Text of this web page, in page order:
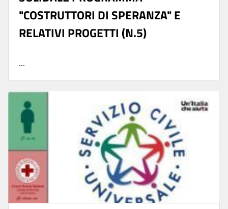
"COSTRUTTORI DI SPERANZA" E
RELATIVI PROGETTI (N.5)
...